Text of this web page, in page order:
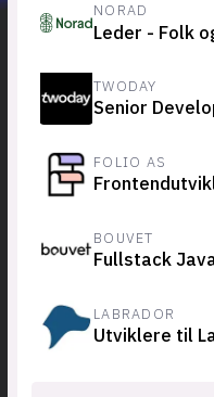
annonseguide
suksesshistorier
Bli firmapartner
NORAD
Leder - Folk
TWODAY
Senior
FOLIO AS
BOUVET
Fullstack
LABRADOR
Utviklere til